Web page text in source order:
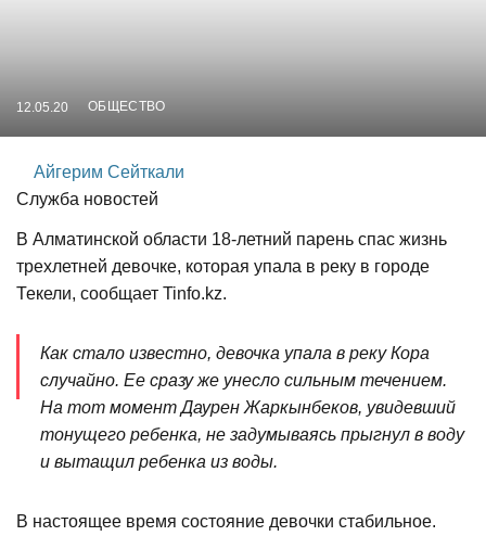
12.05.20 ОБЩЕСТВО
Айгерим Сейткали
Служба новостей
В Алматинской области 18-летний парень спас жизнь
трехлетней девочке, которая упала в реку в городе
Текели, сообщает Tinfo.kz.
Как стало известно, девочка упала в реку Кора
случайно. Ее сразу же унесло сильным течением.
На тот момент Даурен Жаркынбеков, увидевший
тонущего ребенка, не задумываясь прыгнул в воду
и вытащил ребенка из воды.
В настоящее время состояние девочки стабильное.